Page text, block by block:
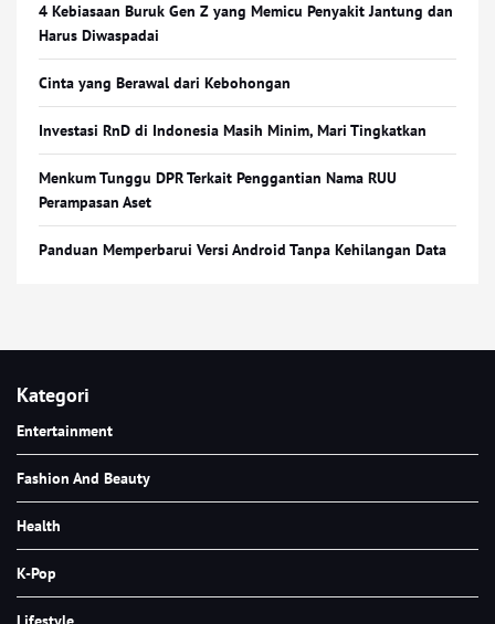
4 Kebiasaan Buruk Gen Z yang Memicu Penyakit Jantung dan
Harus Diwaspadai
Cinta yang Berawal dari Kebohongan
Investasi RnD di Indonesia Masih Minim, Mari Tingkatkan
Menkum Tunggu DPR Terkait Penggantian Nama RUU
Perampasan Aset
Panduan Memperbarui Versi Android Tanpa Kehilangan Data
Kategori
Entertainment
Fashion And Beauty
Health
K-Pop